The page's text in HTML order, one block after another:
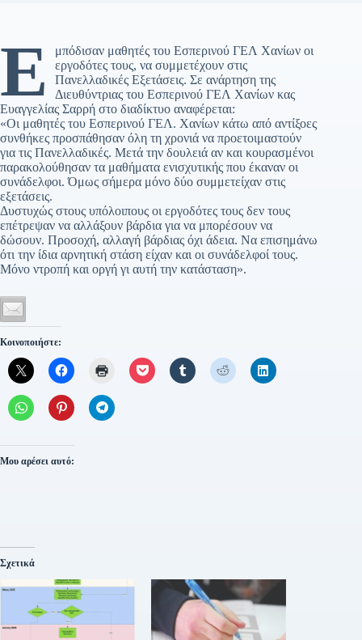
Ε
μπόδισαν μαθητές του Εσπερινού ΓΕΛ Χανίων οι
εργοδότες τους, να συμμετέχουν στις
Πανελλαδικές Εξετάσεις. Σε ανάρτηση της
Διευθύντριας του Εσπερινού ΓΕΛ Χανίων κας
Ευαγγελίας Σαρρή στο διαδίκτυο αναφέρεται:
«Οι μαθητές του Εσπερινού ΓΕΛ. Χανίων κάτω από αντίξοες
συνθήκες προσπάθησαν όλη τη χρονιά να προετοιμαστούν
για τις Πανελλαδικές. Μετά την δουλειά αν και κουρασμένοι
παρακολούθησαν τα μαθήματα ενισχυτικής που έκαναν οι
συνάδελφοι. Όμως σήμερα μόνο δύο συμμετείχαν στις
εξετάσεις.
Δυστυχώς στους υπόλοιπους οι εργοδότες τους δεν τους
επέτρεψαν να αλλάξουν βάρδια για να μπορέσουν να
δώσουν. Προσοχή, αλλαγή βάρδιας όχι άδεια. Να επισημάνω
ότι την ίδια αρνητική στάση είχαν και οι συνάδελφοί τους.
Μόνο ντροπή και οργή γι αυτή την κατάσταση».
Κοινοποιήστε:
Μου αρέσει αυτό:
Σχετικά